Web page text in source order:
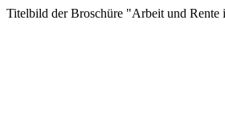
Titelbild der Broschüre "Arbeit und Rente